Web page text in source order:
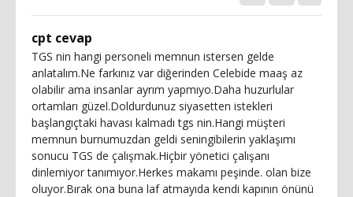
cpt cevap
TGS nin hangi personeli memnun istersen gelde
anlatalım.Ne farkınız var diğerinden Celebide maaş az
olabilir ama insanlar ayrım yapmıyo.Daha huzurlular
ortamları güzel.Doldurdunuz siyasetten istekleri
başlangıçtaki havası kalmadı tgs nin.Hangi müşteri
memnun burnumuzdan geldi seningibilerin yaklaşımı
sonucu TGS de çalışmak.Hiçbir yönetici çalışanı
dinlemiyor tanımıyor.Herkes makamı peşinde. olan bize
oluyor.Bırak ona buna laf atmayıda kendi kapının önünü